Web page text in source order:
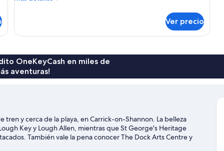
habitación
doble,
la
habitación
Ver precio
OneKeyCash en miles de
aventuras!
y cerca de la playa, en Carrick-on-Shannon. La belleza
Key y Lough Allen, mientras que St George's Heritage
También vale la pena conocer The Dock Arts Centre y
ofrecen una gran oportunidad de disfrutar del agua y, si